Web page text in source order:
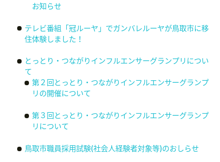
お知らせ
テレビ番組「冠ルーヤ」でガンバレルーヤが鳥取市に移
住体験しました！
とっとり・つながりインフルエンサーグランプリについ
て
第２回とっとり・つながりインフルエンサーグランプ
リの開催について
第３回とっとり・つながりインフルエンサーグランプ
リについて
鳥取市職員採用試験(社会人経験者対象等)のおしらせ